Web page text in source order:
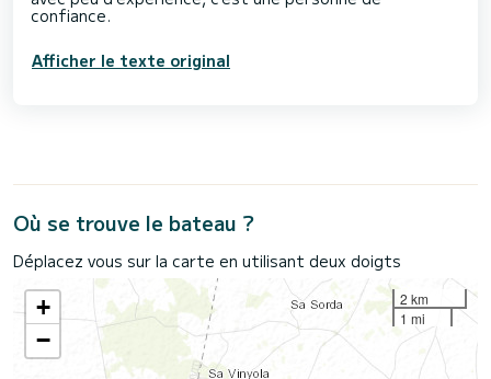
Afficher le texte original
Où se trouve le bateau ?
Déplacez vous sur la carte en utilisant deux doigts
+
−
2 km
1 mi